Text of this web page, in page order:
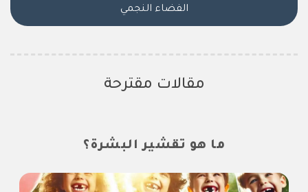
الفضاء النجمي
مقالات مقترحة
ما هو تقشير البشرة؟